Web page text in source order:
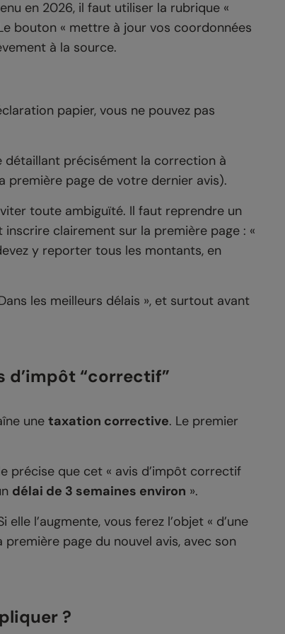
en 2026, il faut utiliser la rubrique «
bouton « mettre à jour vos coordonnées
à la source.
papier, vous ne pouvez pas
détaillant précisément la correction à
première page de votre dernier avis).
toute ambiguïté. Il faut reprendre un
clairement sur la première page : «
y reporter tous les montants, en
les meilleurs délais », et surtout avant
d’impôt “correctif”
une taxation corrective. Le premier
précise que cet « avis d’impôt correctif
délai de 3 semaines environ ».
l’augmente, vous ferez l’objet « d’une
page du nouvel avis, avec son
?